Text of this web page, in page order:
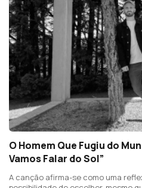
O Homem Que Fugiu do
Vamos Falar do Sol”
A canção afirma-se como uma